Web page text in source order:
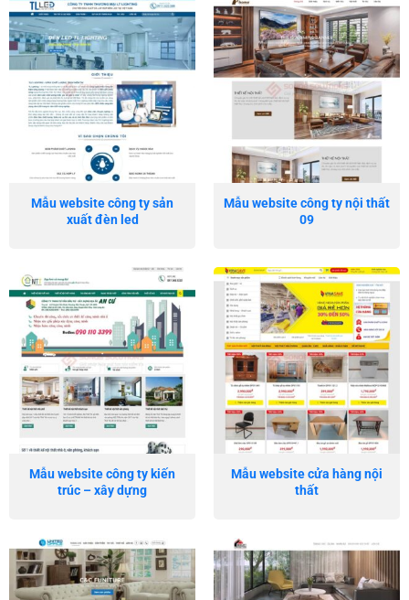
Mẫu website công ty sản
xuất đèn led
Mẫu website công ty nội thất
09
Mẫu website công ty kiến
trúc – xây dựng
Mẫu website cửa hàng nội
thất